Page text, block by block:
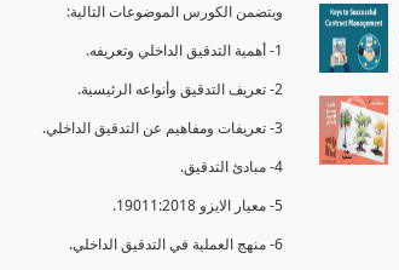
ويتضمن الكورس الموضوعات التالية:
1- أهمية التدقيق الداخلي وتعريفه.
2- تعريف التدقيق وأنواعه الرئيسية.
3- تعريفات ومفاهيم عن التدقيق الداخلي.
4- مبادئ التدقيق.
5- معيار الايزو 19011:2018.
6- منهج العملية في التدقيق الداخلي.